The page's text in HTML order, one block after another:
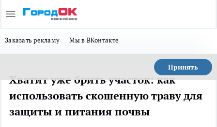
Заказать рекламу Мы в ВКонтакте
Принять
Хватит уже брить участок: как
использовать скошенную траву для
защиты и питания почвы